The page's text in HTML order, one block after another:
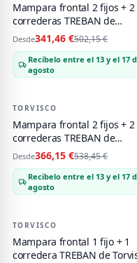
Mampara frontal 2 fijos + 2
correderas TREBAN de
Torvisco negro mate
Desde341,46 €502,15 €
Recíbelo entre el 13 y el 17
agosto
-32%
TORVISCO
Mampara frontal 2 fijos + 2
correderas TREBAN de
Torvisco oro cepillado
Desde366,15 €538,45 €
Recíbelo entre el 13 y el 17
agosto
-32%
TORVISCO
Mampara frontal 1 fijo + 1
corredera TREBAN de